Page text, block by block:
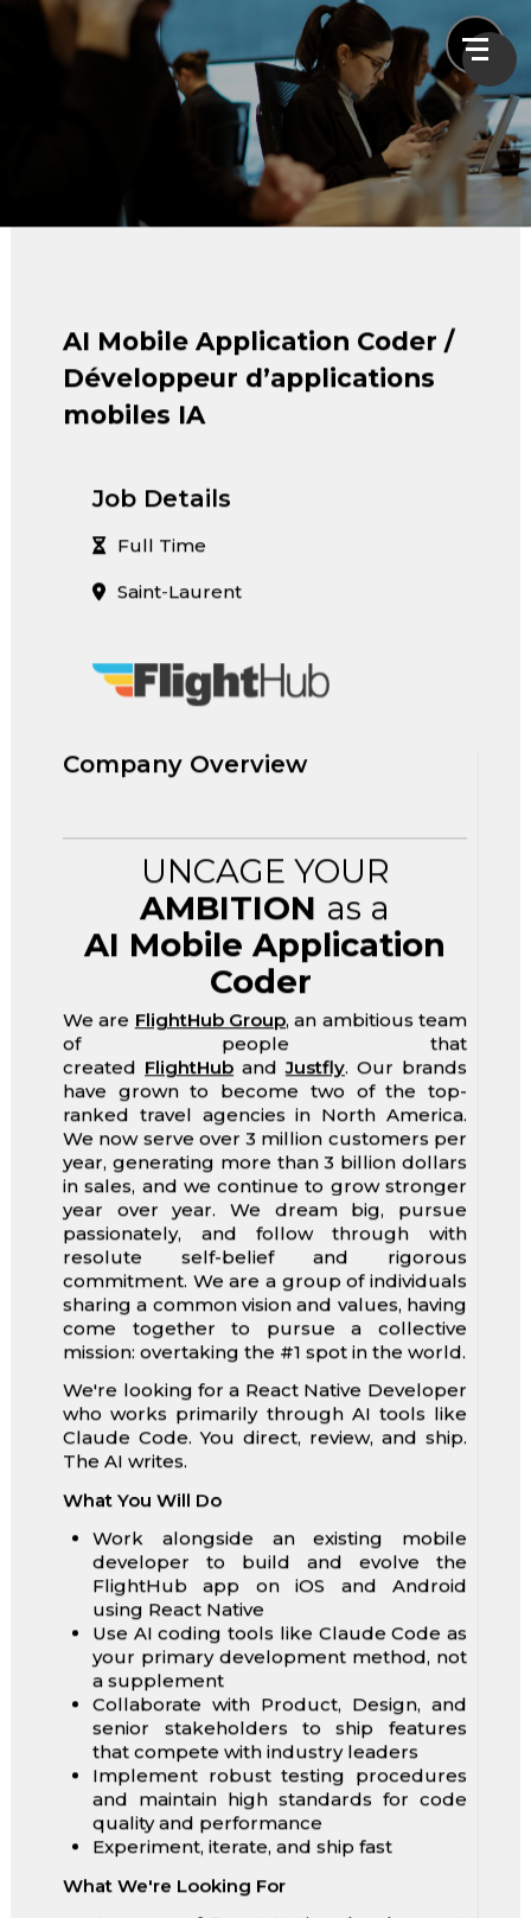
AI Mobile Application Coder / Développeur
d’applications mobiles IA
AI Mobile Application Coder /
Développeur d’applications
mobiles IA
Job Details
Full Time
Saint-Laurent
Company Overview
UNCAGE YOUR
AMBITION as a
AI Mobile Application
Coder
We areFlightHub Group, an ambitious team
of people that
createdFlightHub andJustfly. Our brands
have grown to become two of the top-
ranked travel agencies in North America.
We now serve over 3 million customers per
year, generating more than 3 billion dollars
in sales, and we continue to grow stronger
year over year. We dream big, pursue
passionately, and follow through with
resolute self-belief and rigorous
commitment. We are a group of individuals
sharing a common vision and values, having
come together to pursue a collective
mission: overtaking the #1 spot in the world.
We're looking for a React Native Developer
who works primarily through AI tools like
Claude Code. You direct, review, and ship.
The AI writes.
What You Will Do
Work alongside an existing mobile
developer to build and evolve the
FlightHub app on iOS and Android
using React Native
Use AI coding tools like Claude Code as
your primary development method, not
a supplement
Collaborate with Product, Design, and
senior stakeholders to ship features
that compete with industry leaders
Implement robust testing procedures
and maintain high standards for code
quality and performance
Experiment, iterate, and ship fast
What We're Looking For